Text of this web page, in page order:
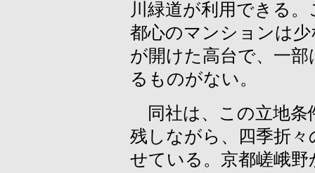
川緑道が利用できる
都心のマンションは
が開けた高台で、一
るものがない。
同社は、この立地条
残しながら、四季折
せている。京都嵯峨